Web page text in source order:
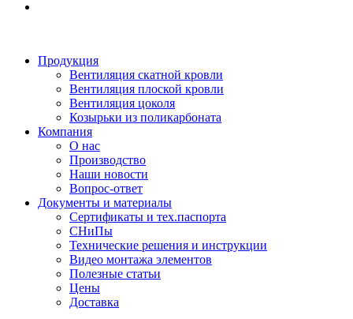
Продукция
Вентиляция скатной кровли
Вентиляция плоской кровли
Вентиляция цоколя
Козырьки из поликарбоната
Компания
О нас
Производство
Наши новости
Вопрос-ответ
Документы и материалы
Сертификаты и тех.паспорта
СНиПы
Технические решения и инструкции
Видео монтажа элементов
Полезные статьи
Цены
Доставка